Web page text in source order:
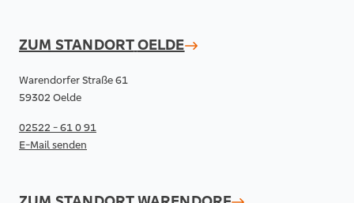
ZUM STANDORTOELDE
Warendorfer Straße 61
59302 Oelde
02522 - 61 0 91
E-Mail senden